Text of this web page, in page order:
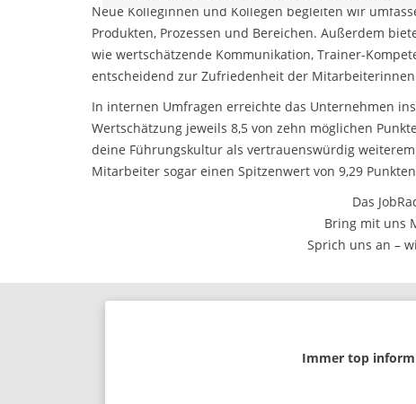
Neue Kolleginnen und Kollegen begleiten wir
Produkten, Prozessen und Bereichen. Außerdem
wie wertschätzende Kommunikation, Trainer-
entscheidend zur Zufriedenheit der
In internen Umfragen erreichte das Unternehmen
Wertschätzung jeweils 8,5 von zehn möglichen
deine Führungskultur als vertrauenswürdig
Mitarbeiter sogar einen Spitzenwert von 9,29
Das
Bring mit uns
Sprich uns an –
Immer top